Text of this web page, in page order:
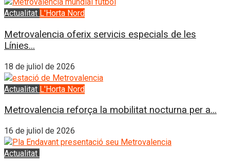
Actualitat L'Horta Nord
Metrovalencia oferix servicis especials de les
Línies...
18 de juliol de 2026
Actualitat L'Horta Nord
Metrovalencia reforça la mobilitat nocturna per a...
16 de juliol de 2026
Actualitat